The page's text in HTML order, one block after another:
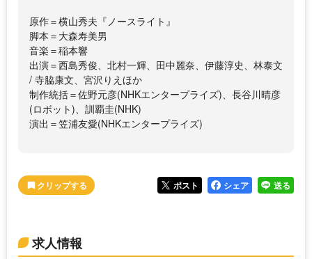
原作＝横山秀夫『ノースライト』
脚本＝大森寿美男
音楽＝稲本響
出演＝西島秀俊、北村一輝、田中麗奈、伊藤淳史、林泰文
/ 寺脇康文、宮沢りえほか
制作統括＝佐野元彦(NHKエンタープライズ)、長谷川晴彦
(ロボット)、訓覇圭(NHK)
演出＝笠浦友愛(NHKエンタープライズ)
ポスト シェア 送る
求人情報